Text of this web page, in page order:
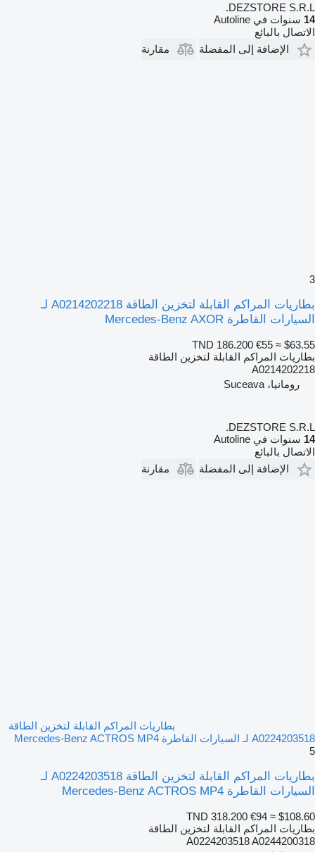
DEZSTORE S.R.L.
14 سنوات في Autoline
الاتصال بالبائع
الإضافة إلى المفضلة
مقارنة
3
بطاريات المراكم القابلة لتخزين الطاقة A0214202218 لـ
السيارات القاطرة Mercedes-Benz AXOR
TND 186.200 €55 ≈ $63.55
بطاريات المراكم القابلة لتخزين الطاقة
A0214202218
رومانيا، Suceava
DEZSTORE S.R.L.
14 سنوات في Autoline
الاتصال بالبائع
الإضافة إلى المفضلة
مقارنة
بطاريات المراكم القابلة لتخزين الطاقة
A0224203518 لـ السيارات القاطرة Mercedes-Benz ACTROS MP4
5
بطاريات المراكم القابلة لتخزين الطاقة A0224203518 لـ
السيارات القاطرة Mercedes-Benz ACTROS MP4
TND 318.200 €94 ≈ $108.60
بطاريات المراكم القابلة لتخزين الطاقة
A0224203518 A0244200318